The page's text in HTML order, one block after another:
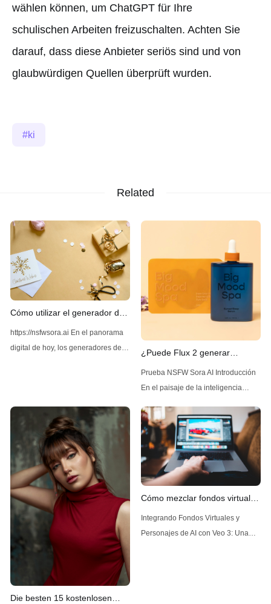
wählen können, um ChatGPT für Ihre
schulischen Arbeiten freizuschalten. Achten Sie
darauf, dass diese Anbieter seriös sind und von
glaubwürdigen Quellen überprüft wurden.
ki
Related
Cómo utilizar el generador de
imágenes Z-Image AI sin
restricciones
https://nsfwsora.ai En el panorama
digital de hoy, los generadores de
alta calidad y diversas. Entre las
soluciones líderes disponibles se
encuentra Z-Image AI, una
herramienta que se destaca por su
¿Puede Flux 2 generar
contenido NSFW sin
restricciones?
Prueba NSFW Sora AI Introducción
En el paisaje de la inteligencia
rápidamente, un modelo ha estado
generando interés por sus
avanzadas capacidades de
generación de imágenes: Flux 2,
desarrollado por Black Forest Labs.
Flux 2, el sucesor de Flux AI, ha
por su
Die besten 15 kostenlosen
Cómo mezclar fondos virtuales
y personajes de IA en Veo 3.
Integrando Fondos Virtuales y
Personajes de AI con Veo 3: Una